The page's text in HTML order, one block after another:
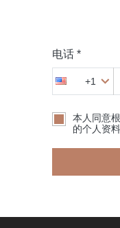
电话 *
+1
本人同意
的个人资料